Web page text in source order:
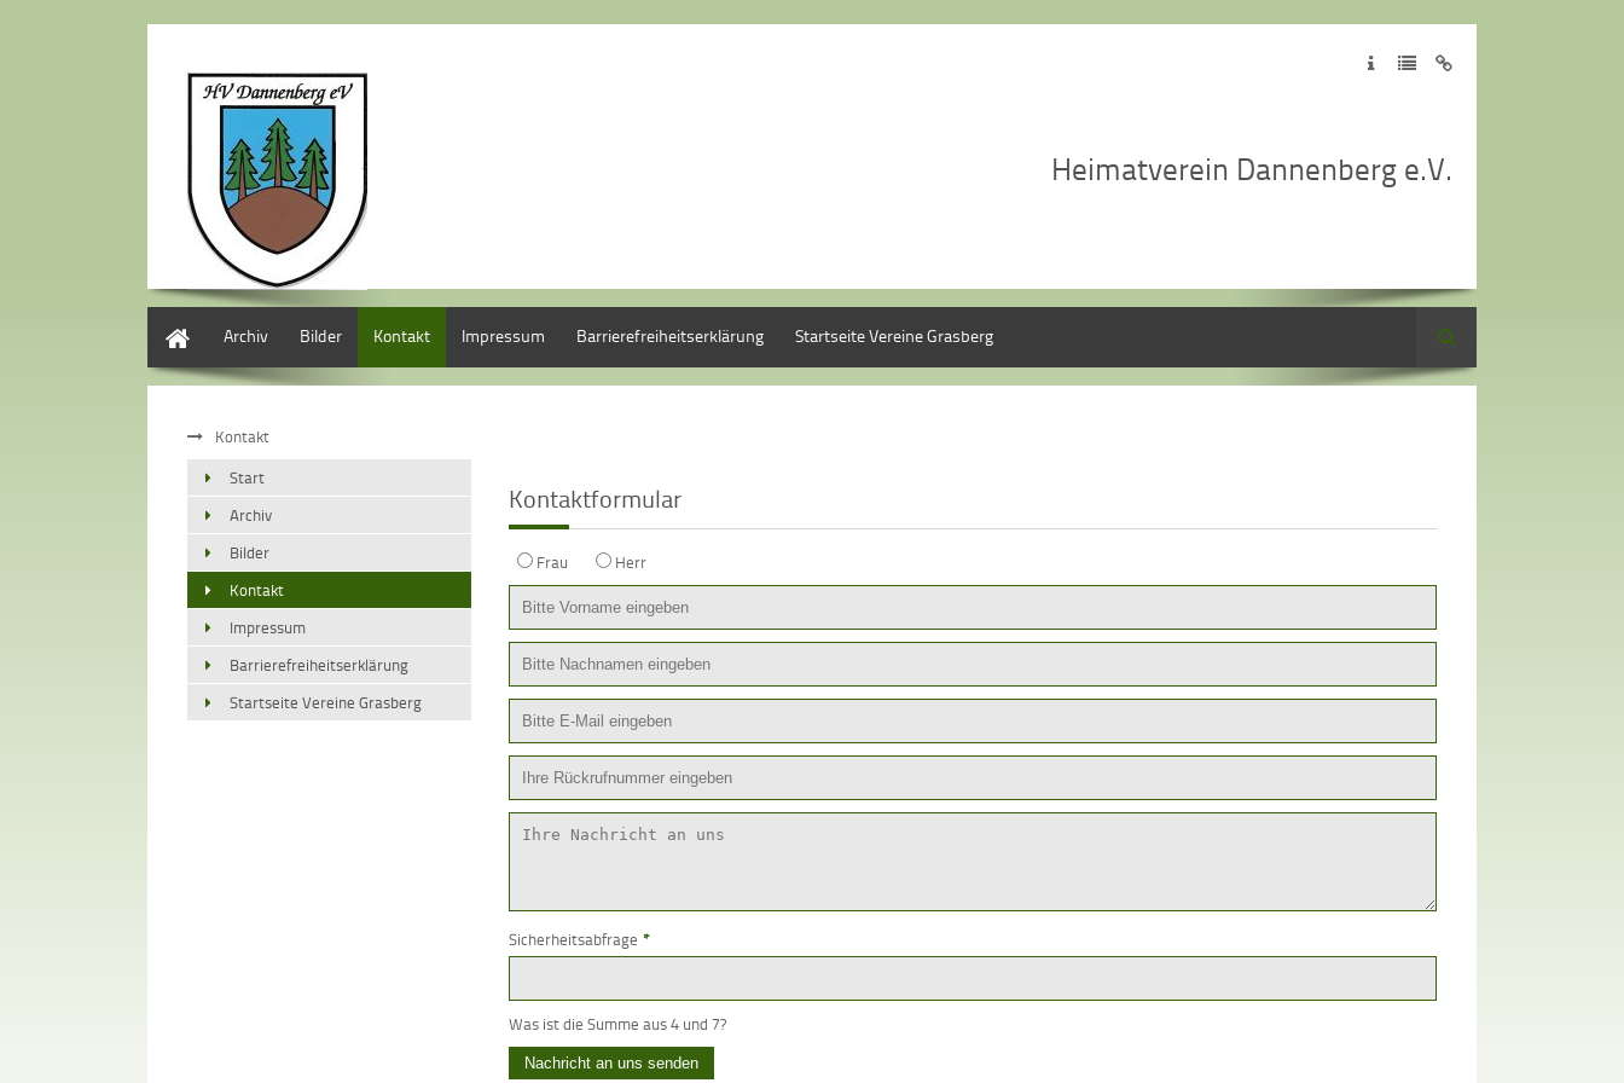
Heimatverein Dannenberg e.V.
Archiv Bilder Kontakt Impressum Barrierefreiheitserklärung Startseite Vereine Grasberg Suche
Kontakt
Kontaktformular
Frau Herr
Sicherheitsabfrage *
Was ist die Summe aus 4 und 7?
Start
Archiv
Bilder
Kontakt
Impressum
Barrierefreiheitserklärung
Startseite Vereine Grasberg